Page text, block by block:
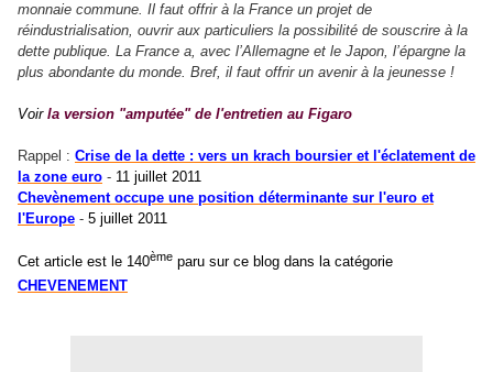
monnaie commune. Il faut offrir à la France un projet de
réindustrialisation, ouvrir aux particuliers la possibilité de souscrire à la
dette publique. La France a, avec l’Allemagne et le Japon, l’épargne la
plus abondante du monde. Bref, il faut offrir un avenir à la jeunesse !
Voir la version "amputée" de l'entretien au Figaro
Rappel : Crise de la dette : vers un krach boursier et l'éclatement de
la zone euro - 11 juillet 2011
Chevènement occupe une position déterminante sur l'euro et
l'Europe - 5 juillet 2011
Cet article est le 140ème paru sur ce blog dans la catégorie
CHEVENEMENT